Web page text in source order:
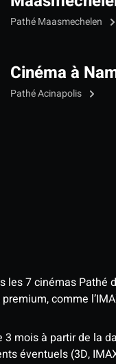
Pathé Maasmechelen
Cinéma à
Pathé Acinapolis
7 cinémas Pathé
comme
mois à partir de la
éventuels (3D,